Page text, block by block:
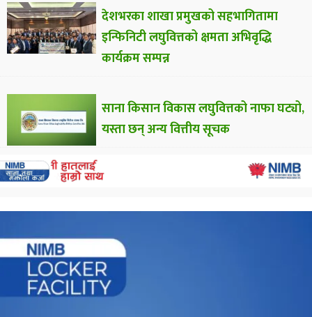
देशभरका शाखा प्रमुखको सहभागितामा
इन्फिनिटी लघुवित्तको क्षमता अभिवृद्धि
कार्यक्रम सम्पन्न
साना किसान विकास लघुवित्तको नाफा घट्यो,
यस्ता छन् अन्य वित्तीय सूचक